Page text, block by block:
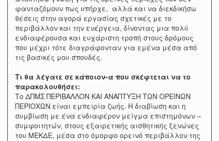
φανταζόμουν πως υπήρχε, αλλά και να διεκδικήσω
θέσεις στην αγορά εργασίας σχετικές με το
περιβάλλον και την ενέργεια, δίνοντας μια πολύ
ενδιαφέρουσα και ευχάριστη τροπή στους δρόμους
που μέχρι τότε διαγράφονταν για εμένα μέσα από
τις βασικές μου σπουδές.
Τι θα λέγατε σε κάποιον-α που σκέφτεται να το
παρακολουθήσει:
Το ΔΠΜΣ ΠΕΡΙΒΑΛΛΟΝ ΚΑΙ ΑΝΑΠΤΥΞΗ ΤΩΝ ΟΡΕΙΝΩΝ
ΠΕΡΙΟΧΩΝ είναι εμπειρία ζωής. Η διαβίωση και η
συμβίωση με ένα ενδιαφέρον μείγμα επιστημόνων –
συμφοιτητών, στους εξαιρετικής αισθητικής ξενώνες
του ΜΕΚΔΕ, μέσα στο όμορφο ορεινό περιβάλλον της